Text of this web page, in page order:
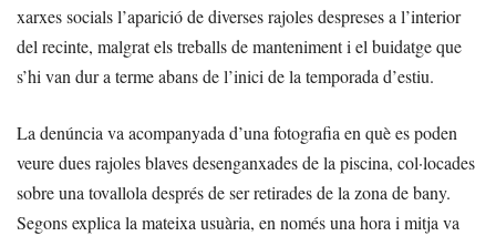
xarxes socials l’aparició de diverses rajoles despreses a l’interior
del recinte, malgrat els treballs de manteniment i el buidatge que
s’hi van dur a terme abans de l’inici de la temporada d’estiu.
La denúncia va acompanyada d’una fotografia en què es poden
veure dues rajoles blaves desenganxades de la piscina, col·locades
sobre una tovallola després de ser retirades de la zona de bany.
Segons explica la mateixa usuària, en només una hora i mitja va